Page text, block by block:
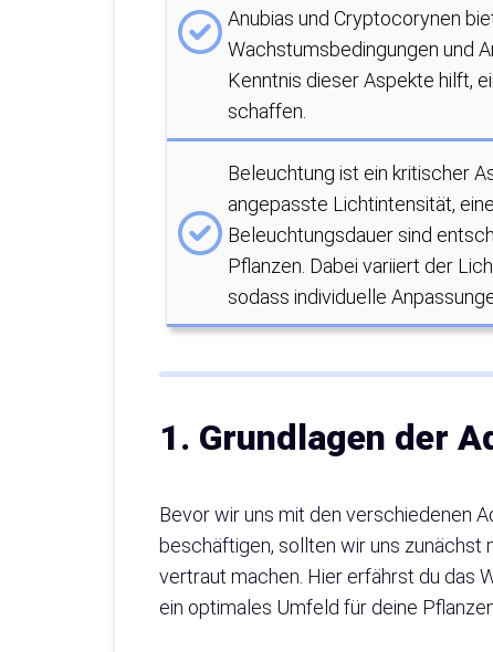
Anubias und Cryptocorynen
Wachstumsbedingungen und
Kenntnis dieser Aspekte hilft,
schaffen.
Beleuchtung ist ein kritischer
angepasste Lichtintensität,
Beleuchtungsdauer sind
Pflanzen. Dabei variiert der
sodass individuelle
1. Grundlagen der
Bevor wir uns mit den verschiedenen
beschäftigen, sollten wir uns zunächst
vertraut machen. Hier erfährst du das
ein optimales Umfeld für deine